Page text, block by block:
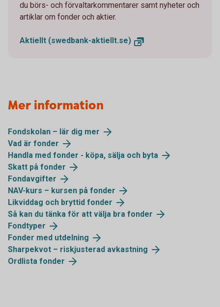
du börs- och förvaltarkommentarer samt nyheter och
artiklar om fonder och aktier.
Aktiellt (swedbank-aktiellt.se)
Mer information
Fondskolan – lär dig mer
Vad är fonder
Handla med fonder - köpa, sälja och byta
Skatt på fonder
Fondavgifter
NAV-kurs – kursen på fonder
Likviddag och bryttid fonder
Så kan du tänka för att välja bra fonder
Fondtyper
Fonder med utdelning
Sharpekvot – riskjusterad avkastning
Ordlista fonder